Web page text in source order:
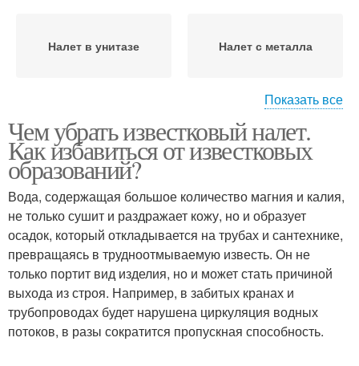
Налет в унитазе Налет с металла
Налет с раковины Налет с плитки
Спирт от известкового
налета
Налет с пластика
Налет на ванне
Показать все
Чем убрать известковый налет.
Как избавиться от известковых
образований?
Вода, содержащая большое количество магния и калия,
не только сушит и раздражает кожу, но и образует
осадок, который откладывается на трубах и сантехнике,
превращаясь в трудноотмываемую известь. Он не
только портит вид изделия, но и может стать причиной
выхода из строя. Например, в забитых кранах и
трубопроводах будет нарушена циркуляция водных
потоков, в разы сократится пропускная способность.